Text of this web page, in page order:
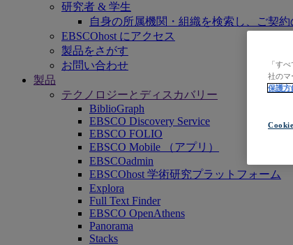
研究者 & 学生
自身の所属機関・組織を検索し、ご契
EBSCOhost にアクセス
製品をさがす
お問い合わせ
製品
テクノロジーとディスカバリー
BiblioGraph
EBSCO Discovery Service
EBSCO FOLIO
EBSCO Mobile （アプリ）
EBSCOadmin
EBSCOhost 学術研究プラットフォーム
Explora
Full Text Finder
EBSCO OpenAthens
Panorama
Stacks
「す
社のマ
保護方